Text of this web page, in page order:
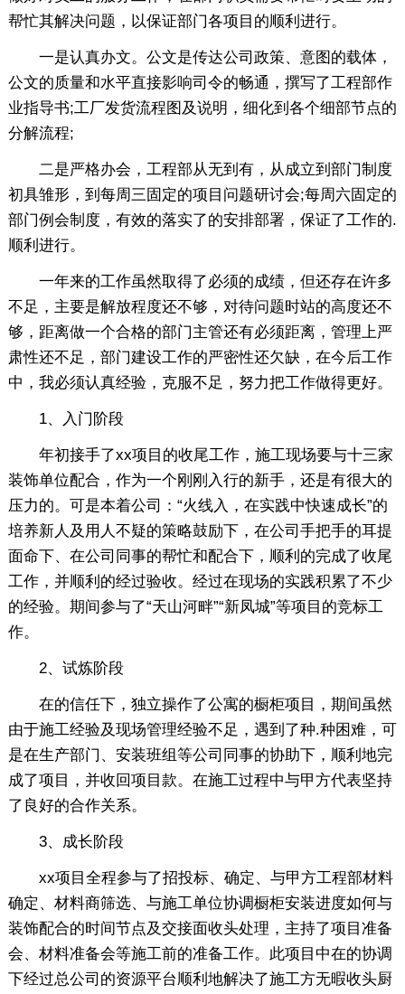
帮忙其解决问题，以保证部门各项目的顺利进行。
一是认真办文。公文是传达公司政策、意图的载体，
公文的质量和水平直接影响司令的畅通，撰写了工程部作
业指导书;工厂发货流程图及说明，细化到各个细部节点的
分解流程;
二是严格办会，工程部从无到有，从成立到部门制度
初具雏形，到每周三固定的项目问题研讨会;每周六固定的
部门例会制度，有效的落实了的安排部署，保证了工作的.
顺利进行。
一年来的工作虽然取得了必须的成绩，但还存在许多
不足，主要是解放程度还不够，对待问题时站的高度还不
够，距离做一个合格的部门主管还有必须距离，管理上严
肃性还不足，部门建设工作的严密性还欠缺，在今后工作
中，我必须认真经验，克服不足，努力把工作做得更好。
1、入门阶段
年初接手了xx项目的收尾工作，施工现场要与十三家
装饰单位配合，作为一个刚刚入行的新手，还是有很大的
压力的。可是本着公司：“火线入，在实践中快速成长”的
培养新人及用人不疑的策略鼓励下，在公司手把手的耳提
面命下、在公司同事的帮忙和配合下，顺利的完成了收尾
工作，并顺利的经过验收。经过在现场的实践积累了不少
的经验。期间参与了“天山河畔”“新凤城”等项目的竞标工
作。
2、试炼阶段
在的信任下，独立操作了公寓的橱柜项目，期间虽然
由于施工经验及现场管理经验不足，遇到了种.种困难，可
是在生产部门、安装班组等公司同事的协助下，顺利地完
成了项目，并收回项目款。在施工过程中与甲方代表坚持
了良好的合作关系。
3、成长阶段
xx项目全程参与了招投标、确定、与甲方工程部材料
确定、材料商筛选、与施工单位协调橱柜安装进度如何与
装饰配合的时间节点及交接面收头处理，主持了项目准备
会、材料准备会等施工前的准备工作。此项目中在的协调
下经过总公司的资源平台顺利地解决了施工方无暇收头厨